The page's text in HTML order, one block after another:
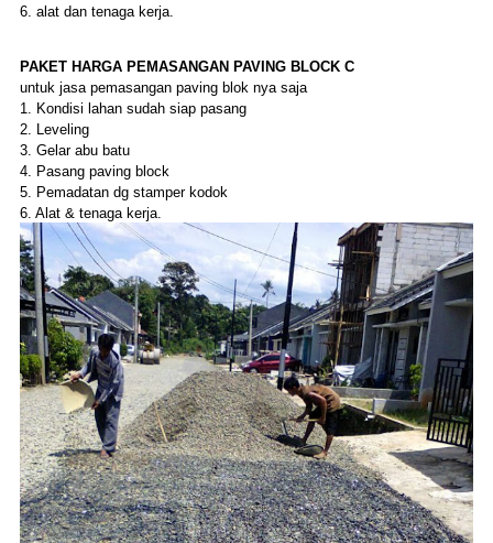
6. alat dan tenaga kerja.
PAKET HARGA PEMASANGAN PAVING BLOCKC
untuk jasa pemasangan paving blok nya saja
1. Kondisi lahan sudah siap pasang
2. Leveling
3. Gelar abu batu
4. Pasang paving block
5. Pemadatan dg stamper kodok
6. Alat & tenaga kerja.